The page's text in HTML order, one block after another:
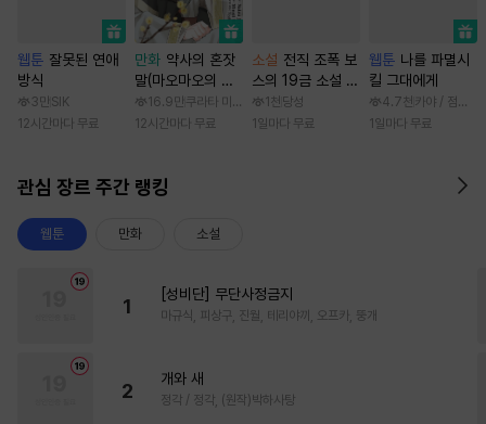
웹툰 잘못된 연애
방식
3만 SIK
12시간마다 무료
만화 약사의 혼잣
말(마오마오의 후
궁 수수께끼 풀이
수첩)
16.9만 쿠라타 미노지 / 휴우가 나츠
12시간마다 무료
소설 전직 조폭 보
스의 19금 소설 속
가정부 빙의기
1천 당성
1일마다 무료
웹툰 나를 파멸시
킬 그대에게
4.7천 카야 / 점면, (
1일마다 무료
관심 장르 주간 랭킹
웹툰 만화 소설
1
[성비단] 무단사정금지
마규식, 피상구, 진월, 테리야끼, 오프카, 뚱개
2
개와 새
정각 / 정각, (원작)박하사탕